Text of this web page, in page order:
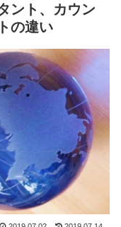
ント、カウン
の違い